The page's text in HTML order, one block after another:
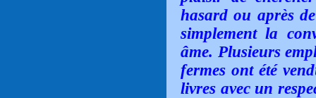
hasard ou après
simplement la
âme. Plusieurs
fermes ont été
livres avec un